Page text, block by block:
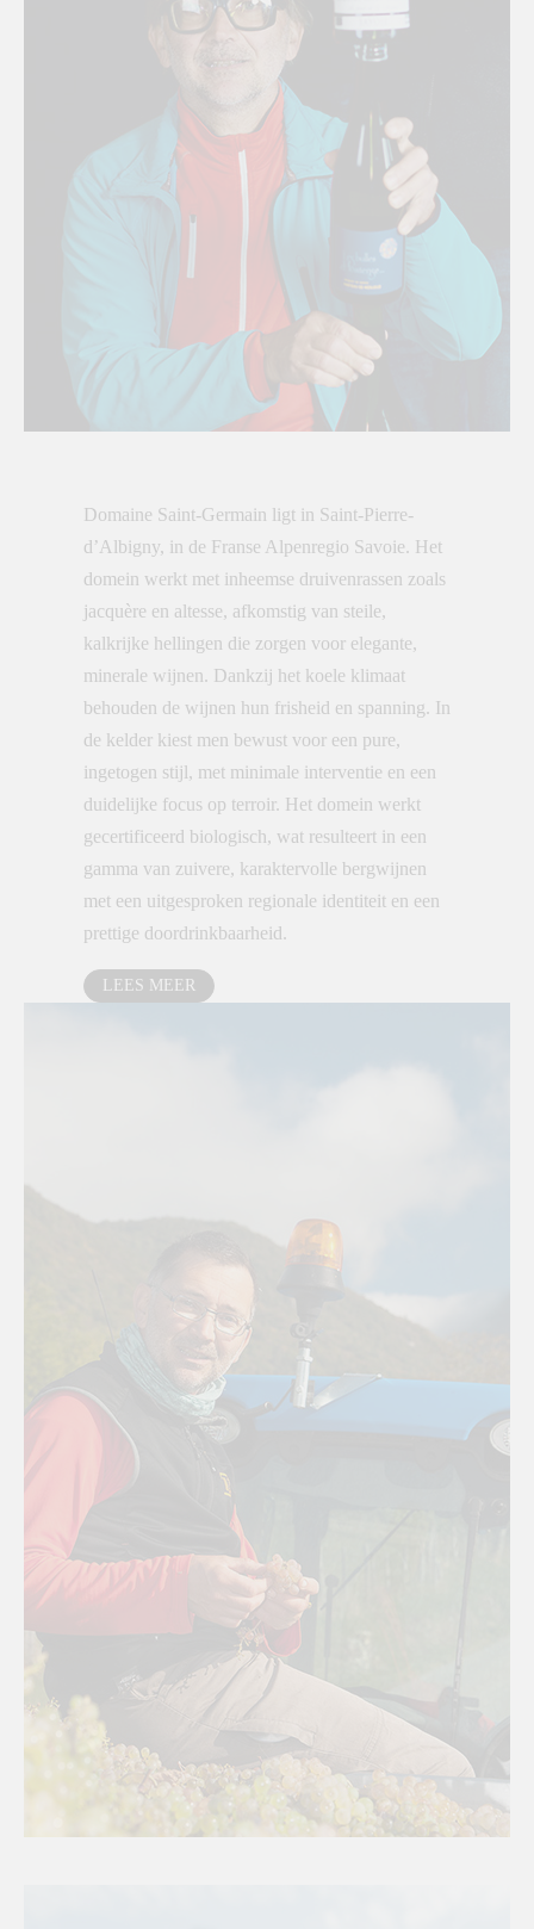
Domaine Saint-Germain ligt in Saint-Pierre-
d’Albigny, in de Franse Alpenregio Savoie. Het
domein werkt met inheemse druivenrassen zoals
jacquère en altesse, afkomstig van steile,
kalkrijke hellingen die zorgen voor elegante,
minerale wijnen. Dankzij het koele klimaat
behouden de wijnen hun frisheid en spanning. In
de kelder kiest men bewust voor een pure,
ingetogen stijl, met minimale interventie en een
duidelijke focus op terroir. Het domein werkt
gecertificeerd biologisch, wat resulteert in een
gamma van zuivere, karaktervolle bergwijnen
met een uitgesproken regionale identiteit en een
prettige doordrinkbaarheid.
LEES MEER